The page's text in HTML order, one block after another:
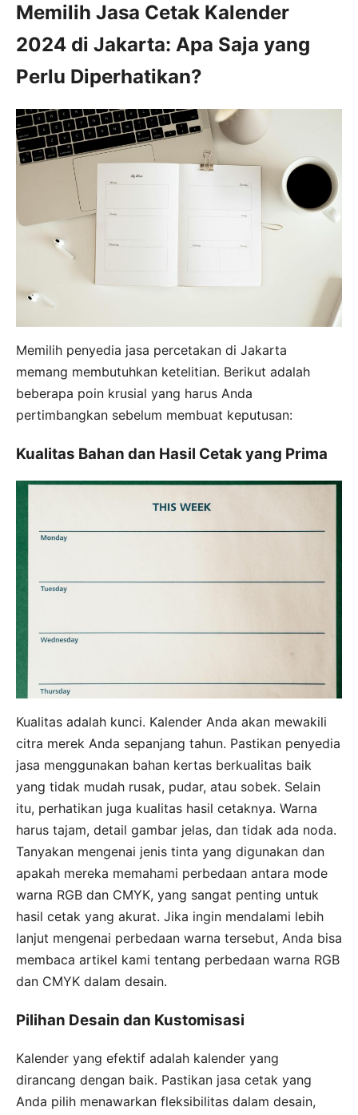
Memilih Jasa Cetak Kalender
2024 di Jakarta: Apa Saja yang
Perlu Diperhatikan?
Memilih penyedia jasa percetakan di Jakarta
memang membutuhkan ketelitian. Berikut adalah
beberapa poin krusial yang harus Anda
pertimbangkan sebelum membuat keputusan:
Kualitas Bahan dan Hasil Cetak yang Prima
Kualitas adalah kunci. Kalender Anda akan mewakili
citra merek Anda sepanjang tahun. Pastikan penyedia
jasa menggunakan bahan kertas berkualitas baik
yang tidak mudah rusak, pudar, atau sobek. Selain
itu, perhatikan juga kualitas hasil cetaknya. Warna
harus tajam, detail gambar jelas, dan tidak ada noda.
Tanyakan mengenai jenis tinta yang digunakan dan
apakah mereka memahami perbedaan antara mode
warna RGB dan CMYK, yang sangat penting untuk
hasil cetak yang akurat. Jika ingin mendalami lebih
lanjut mengenai perbedaan warna tersebut, Anda bisa
membaca artikel kami tentang perbedaan warna RGB
dan CMYK dalam desain.
Pilihan Desain dan Kustomisasi
Kalender yang efektif adalah kalender yang
dirancang dengan baik. Pastikan jasa cetak yang
Anda pilih menawarkan fleksibilitas dalam desain,